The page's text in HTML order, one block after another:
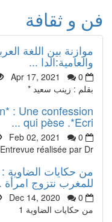
فن و ثقافة
موازنة بين اللغة
والعامية:الدا ...
Apr 17, 2021
0
بقلم : زينب سعيد *
: Une confession
qui pèse .*Ecri ...
Feb 02, 2021
0
Entrevue réalisée par Dr.
من حكايات الضاوية :
للمغرب نتزوج امرأة ...
Dec 14, 2020
0
من حكايات الضاوية 1